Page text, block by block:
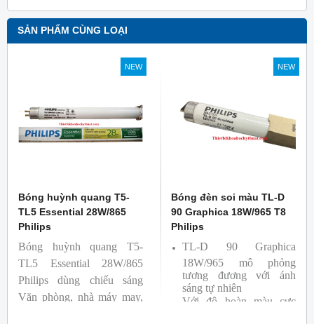
SẢN PHẨM CÙNG LOẠI
NEW
Bóng huỳnh quang T5-
TL5 Essential 28W/865
Philips
Bóng huỳnh quang T5-
TL5 Essential 28W/865
Philips dùng chiếu sáng
Văn phòng, nhà máy may,
NEW
Bóng đèn soi màu TL-D
90 Graphica 18W/965 T8
Philips
TL-D 90 Graphica
18W/965 mô phỏng
tương đương với ánh
sáng tự nhiên
Với độ hoàn màu cực